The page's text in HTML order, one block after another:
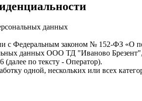
данных
с Федеральным законом № 152-ФЗ «О
данных ООО ТД "Иваново Брезент",
(далее по тексту - Оператор).
одной, нескольких или всех